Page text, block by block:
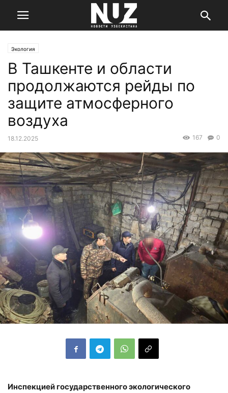
Экология
В Ташкенте и области
продолжаются рейды по
защите атмосферного
воздуха
18.12.2025 0
167
Инспекцией государственного экологического